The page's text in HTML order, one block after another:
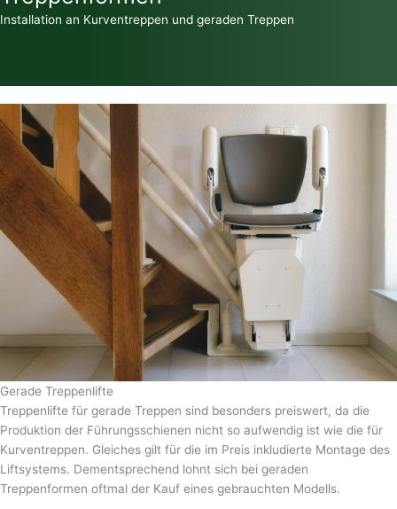
Installation an Kurventreppen und geraden Treppen
Gerade Treppenlifte
Treppenlifte für gerade Treppen sind besonders preiswert, da die
Produktion der Führungsschienen nicht so aufwendig ist wie die für
Kurventreppen. Gleiches gilt für die im Preis inkludierte Montage des
Liftsystems. Dementsprechend lohnt sich bei geraden
Treppenformen oftmal der Kauf eines gebrauchten Modells.